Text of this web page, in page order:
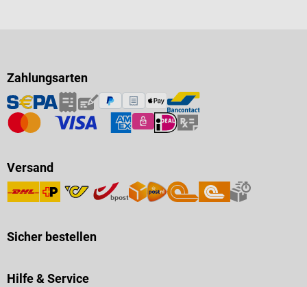
Zahlungsarten
Versand
Sicher bestellen
Hilfe & Service